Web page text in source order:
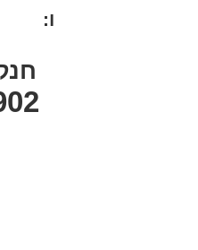
ו: 10:00-
חנקין